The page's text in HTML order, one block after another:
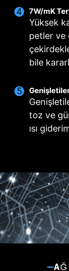
7W/mK
Yüksek
petler ve
bile
toz ve
ısı
CPU
COMBO
Fan
Fan
Frozr AI
hedefler. AI
otomatik
ayarlayarak
AĞ